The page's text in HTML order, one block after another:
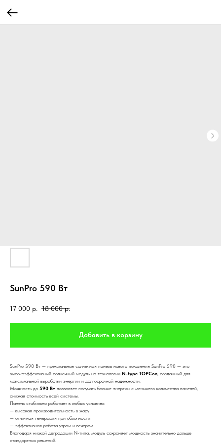
SunPro 590 Вт
17 000 р. 18 000 р.
Добавить в корзину
SunPro 590 Вт — премиальная солнечная панель нового поколения SunPro 590 — это
высокоэффективный солнечный модуль на технологии N-type TOPCon , созданный для
максимальной выработки энергии и долгосрочной надежности.
Мощность до 590 Вт позволяет получать больше энергии с меньшего количества панелей,
снижая стоимость всей системы.
Панель стабильно работает в любых условиях:
— высокая производительность в жару
— отличная генерация при облачности
— эффективная работа утром и вечером
Благодаря низкой деградации N-типа, модуль сохраняет мощность значительно дольше
стандартных решений.